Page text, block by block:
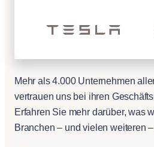
Mehr als 4.000 Unternehmen
vertrauen uns bei ihren
Erfahren Sie mehr darüber, was
Branchen – und vielen weiteren